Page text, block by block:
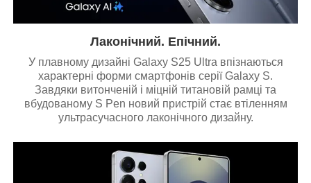
Лаконічний. Епічний.
У плавному дизайні Galaxy S25 Ultra впізнаються
характерні форми смартфонів серії Galaxy S.
Завдяки витонченій і міцній титановій рамці та
вбудованому S Pen новий пристрій стає втіленням
ультрасучасного лаконічного дизайну.